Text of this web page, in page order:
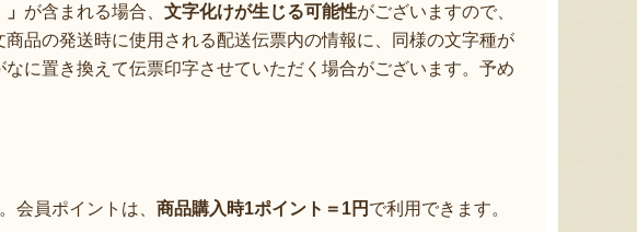
が含まれる場合、 文字化けが生じる可能性がございますので、
品の発送時に使用される配送伝票内の情報に、同様の文字種が
に置き換えて伝票印字させていただく場合がございます。予め
会員ポイントは、 商品購入時1ポイント＝1円 で利用できます。